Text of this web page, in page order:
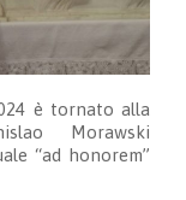
è tornato alla
Morawski
“ad honorem”